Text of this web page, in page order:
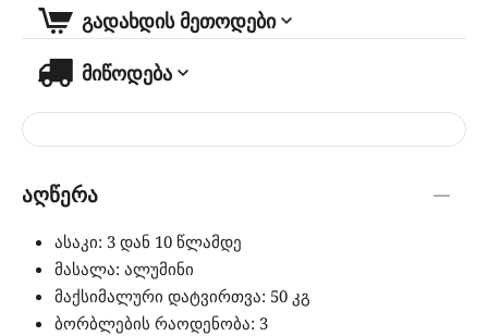
გადახდის მეთოდები
მიწოდება
აღწერა
ასაკი: 3 დან 10 წლამდე
მასალა: ალუმინი
მაქსიმალური დატვირთვა: 50 კგ
ბორბლების რაოდენობა: 3